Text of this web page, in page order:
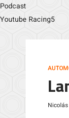
Podcast
Youtube Racing5